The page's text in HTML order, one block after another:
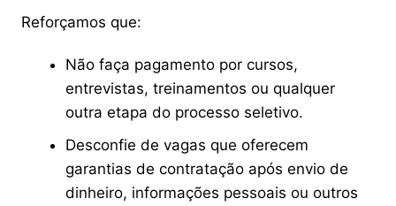
Reforçamos que:
Não faça pagamento por cursos,
entrevistas, treinamentos ou qualquer
outra etapa do processo seletivo.
Desconfie de vagas que oferecem
garantias de contratação após envio de
dinheiro, informações pessoais ou outros